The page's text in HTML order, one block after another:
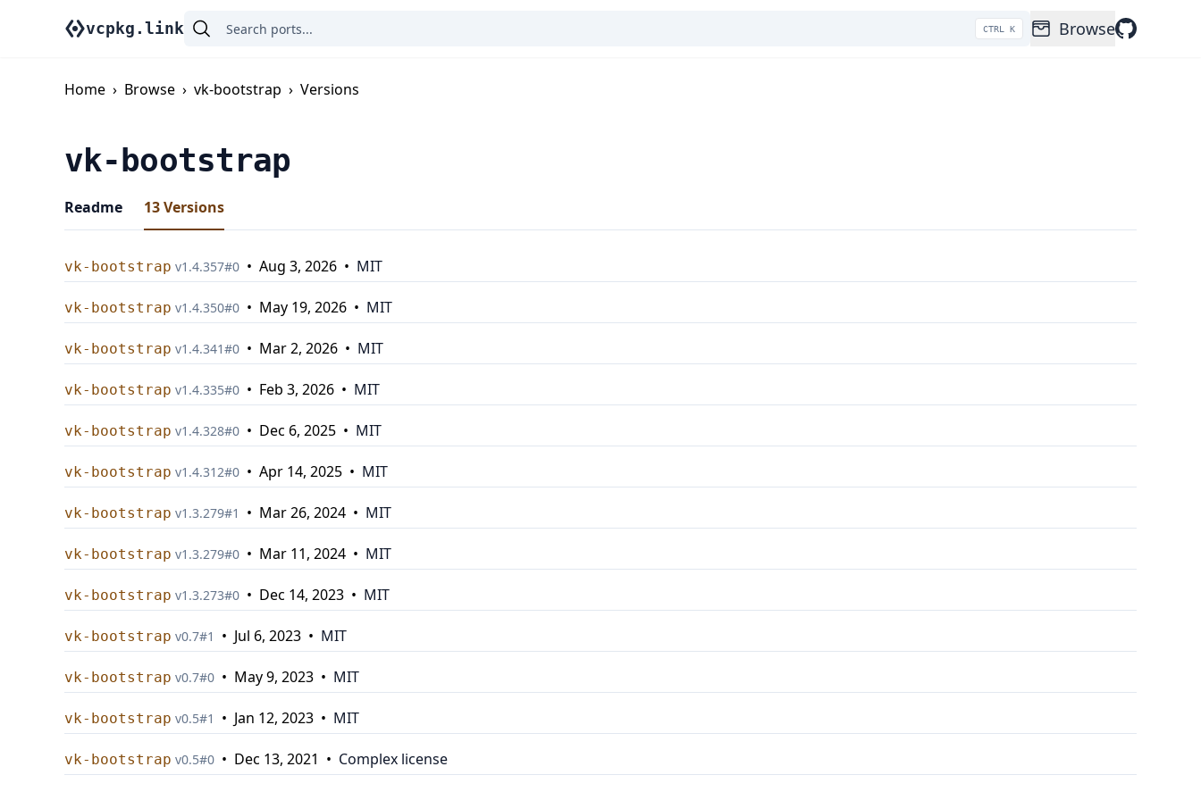
vcpkg.link CTRL K Browse
Home › Browse › vk-bootstrap › Versions
vk-bootstrap
Readme 13Versions
vk-bootstrap v1.4.357#0 • Aug 3, 2026 • MIT
vk-bootstrap v1.4.350#0 • May 19, 2026 • MIT
vk-bootstrap v1.4.341#0 • Mar 2, 2026 • MIT
vk-bootstrap v1.4.335#0 • Feb 3, 2026 • MIT
vk-bootstrap v1.4.328#0 • Dec 6, 2025 • MIT
vk-bootstrap v1.4.312#0 • Apr 14, 2025 • MIT
vk-bootstrap v1.3.279#1 • Mar 26, 2024 • MIT
vk-bootstrap v1.3.279#0 • Mar 11, 2024 • MIT
vk-bootstrap v1.3.273#0 • Dec 14, 2023 • MIT
vk-bootstrap v0.7#1 • Jul 6, 2023 • MIT
vk-bootstrap v0.7#0 • May 9, 2023 • MIT
vk-bootstrap v0.5#1 • Jan 12, 2023 • MIT
vk-bootstrap v0.5#0 • Dec 13, 2021 • Complex license